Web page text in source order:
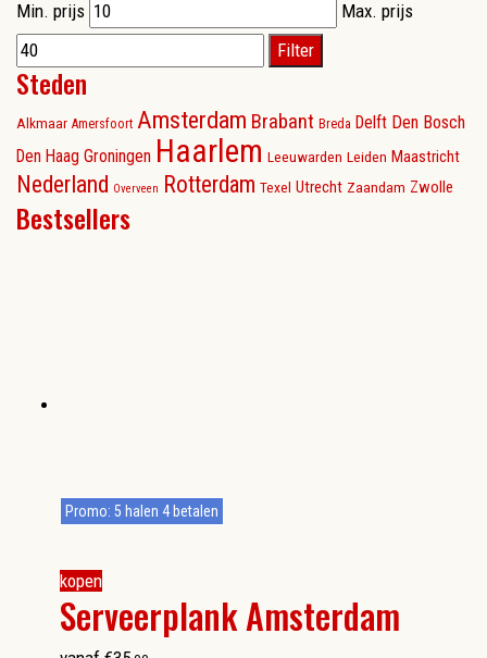
Min. prijs
Max. prijs
Filter
Steden
Alkmaar Amersfoort Amsterdam Brabant Breda Delft Den Bosch
Den Haag Groningen Haarlem Leeuwarden Leiden Maastricht
Nederland Overveen Rotterdam Texel Utrecht Zaandam Zwolle
Bestsellers
kopen
Serveerplank Amsterdam
Promo: 5 halen 4 betalen